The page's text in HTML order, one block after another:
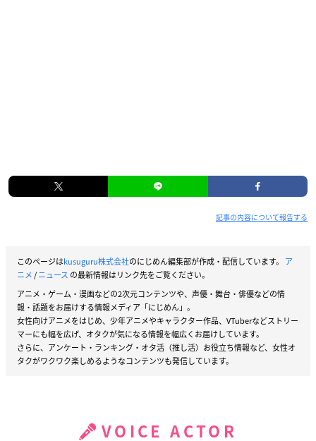
記事の内容について報告する
このページはkusuguru株式会社のにじめん編集部が作成・配信しています。 ア
ニメ/ニュース の最新情報はリンク先をご覧ください。
アニメ・ゲーム・漫画などの2次元コンテンツや、声優・舞台・俳優などの情
報・話題をお届けする情報メディア「にじめん」。
女性向けアニメをはじめ、少年アニメやキャラクター作品、VTuberなどストリー
マーにも幅を広げ、オタクが気になる情報を幅広くお届けしています。
さらに、アンケート・ランキング・オタ活（推し活）お役立ち情報など、女性オ
タクがワクワク楽しめるようなコンテンツも発信しています。
VOICE ACTOR